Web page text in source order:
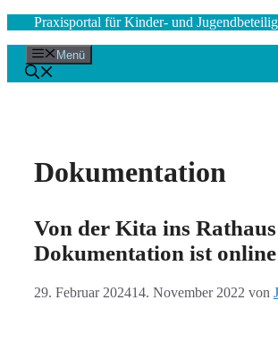
springen
Praxisportal für Kinder- und
Menü
Dokumentation
Von der Kita ins
Dokumentation ist
29. Februar 202414. November 2022 von